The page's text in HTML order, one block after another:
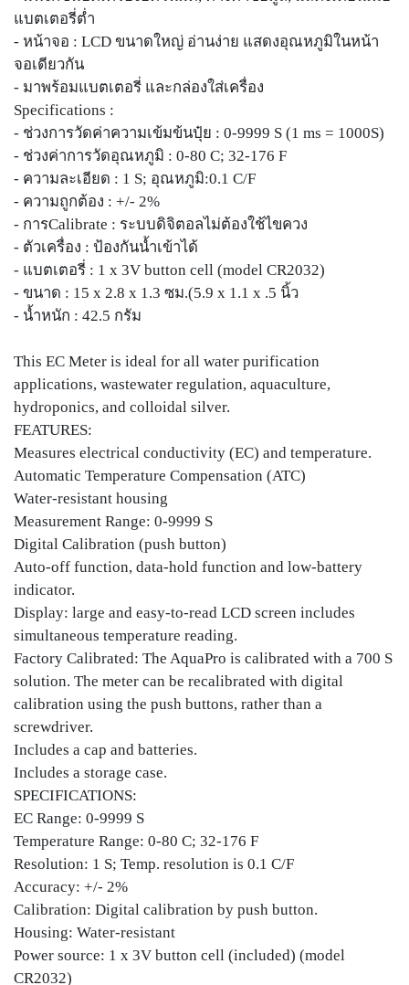
แบตเตอรี่ต่ำ
- หน้าจอ : LCD ขนาดใหญ่ อ่านง่าย แสดงอุณหภูมิในหน้า
จอเดียวกัน
- มาพร้อมแบตเตอรี่ และกล่องใส่เครื่อง
Specifications :
- ช่วงการวัดค่าความเข้มข้นปุ๋ย : 0-9999 S (1 ms = 1000S)
- ช่วงค่าการวัดอุณหภูมิ : 0-80 C; 32-176 F
- ความละเอียด : 1 S; อุณหภูมิ:0.1 C/F
- ความถูกต้อง : +/- 2%
- การCalibrate : ระบบดิจิตอลไม่ต้องใช้ไขควง
- ตัวเครื่อง : ป้องกันน้ำเข้าได้
- แบตเตอรี่ : 1 x 3V button cell (model CR2032)
- ขนาด : 15 x 2.8 x 1.3 ซม.(5.9 x 1.1 x .5 นิ้ว
- น้ำหนัก : 42.5 กรัม
This EC Meter is ideal for all water purification
applications, wastewater regulation, aquaculture,
hydroponics, and colloidal silver.
FEATURES:
Measures electrical conductivity (EC) and temperature.
Automatic Temperature Compensation (ATC)
Water-resistant housing
Measurement Range: 0-9999 S
Digital Calibration (push button)
Auto-off function, data-hold function and low-battery
indicator.
Display: large and easy-to-read LCD screen includes
simultaneous temperature reading.
Factory Calibrated: The AquaPro is calibrated with a 700 S
solution. The meter can be recalibrated with digital
calibration using the push buttons, rather than a
screwdriver.
Includes a cap and batteries.
Includes a storage case.
SPECIFICATIONS:
EC Range: 0-9999 S
Temperature Range: 0-80 C; 32-176 F
Resolution: 1 S; Temp. resolution is 0.1 C/F
Accuracy: +/- 2%
Calibration: Digital calibration by push button.
Housing: Water-resistant
Power source: 1 x 3V button cell (included) (model
CR2032)